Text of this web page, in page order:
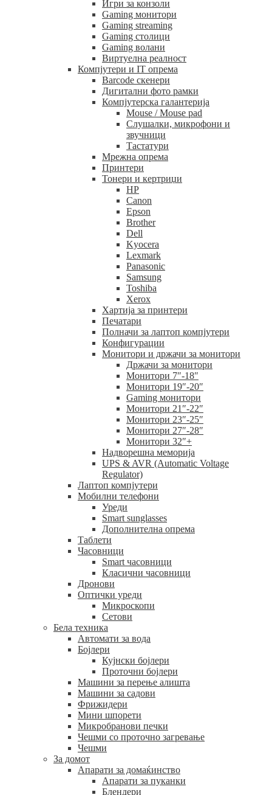
Игри за конзоли
Gaming монитори
Gaming streaming
Gaming столици
Gaming волани
Виртуелна реалност
Компјутери и IT опрема
Barcode скенери
Дигитални фото рамки
Компјутерска галантерија
Mouse / Mouse pad
Слушалки, микрофони и
звучници
Тастатури
Мрежна опрема
Принтери
Тонери и кертриџи
HP
Canon
Epson
Brother
Dell
Kyocera
Lexmark
Panasonic
Samsung
Toshiba
Xerox
Хартија за принтери
Печатари
Полначи за лаптоп компјутери
Конфигурации
Монитори и држачи за монитори
Држачи за монитори
Монитори 7″-18″
Монитори 19″-20″
Gaming монитори
Монитори 21″-22″
Монитори 23″-25″
Монитори 27″-28″
Монитори 32″+
Надворешна меморија
UPS & AVR (Automatic Voltage
Regulator)
Лаптоп компјутери
Мобилни телефони
Уреди
Smart sunglasses
Дополнителна опрема
Таблети
Часовници
Smart часовници
Класични часовници
Дронови
Оптички уреди
Микроскопи
Сетови
Бела техника
Автомати за вода
Бојлери
Кујнски бојлери
Проточни бојлери
Машини за перење алишта
Машини за садови
Фрижидери
Мини шпорети
Микробранови печки
Чешми со проточно загревање
Чешми
За домот
Апарати за домаќинство
Апарати за пуканки
Блендери